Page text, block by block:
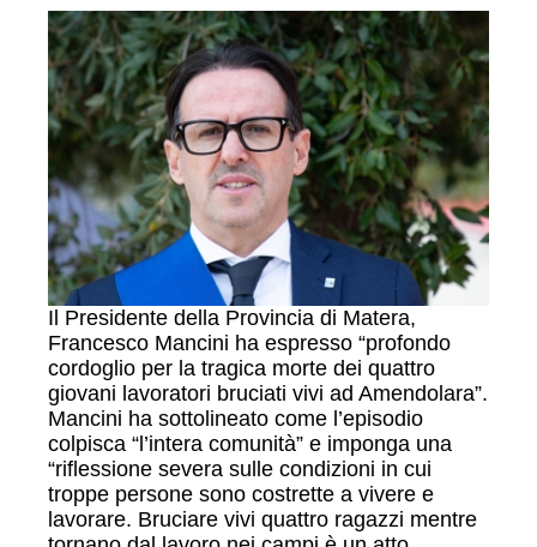
Il Presidente della Provincia di Matera,
Francesco Mancini ha espresso “profondo
cordoglio per la tragica morte dei quattro
giovani lavoratori bruciati vivi ad Amendolara”.
Mancini ha sottolineato come l’episodio
colpisca “l’intera comunità” e imponga una
“riflessione severa sulle condizioni in cui
troppe persone sono costrette a vivere e
lavorare. Bruciare vivi quattro ragazzi mentre